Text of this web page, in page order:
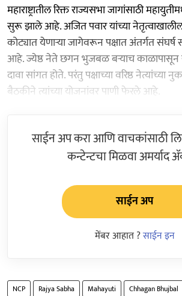
महाराष्ट्रातील रिक्त राज्यसभा जागांसाठी
सुरू झाले आहे. अजित पवार यांच्या नेतृत्वाखालील
कोट्यात येणाऱ्या जागेवरून पक्षात अंतर्गत संघर्ष
आहे. ज्येष्ठ नेते छगन भुजबळ बऱ्याच
दावा सांगत होते. परंतु पक्षाच्या वरिष्ठ नेत्यांच्या
बैठकीने त्यांच्या योजनांवर पाणी फेरले आहे.
साईन अप करा आणि वाचकांसाठी
कन्टेन्टचा मिळवा अमर्याद
साईन अप
मेंबर आहात ?साईन इन
NCP Rajya Sabha Mahayuti
Chhagan Bhujbal